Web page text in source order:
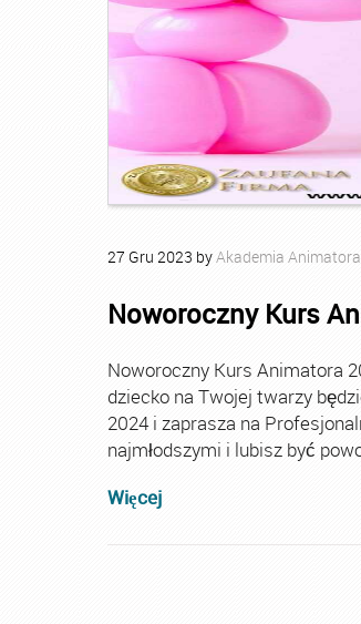
27 Gru 2023 byAkademia Animatora
Noworoczny Kurs
Noworoczny Kurs Animatora
dziecko na Twojej twarzy
2024 i zaprasza na
najmłodszymi i lubisz być
Więcej